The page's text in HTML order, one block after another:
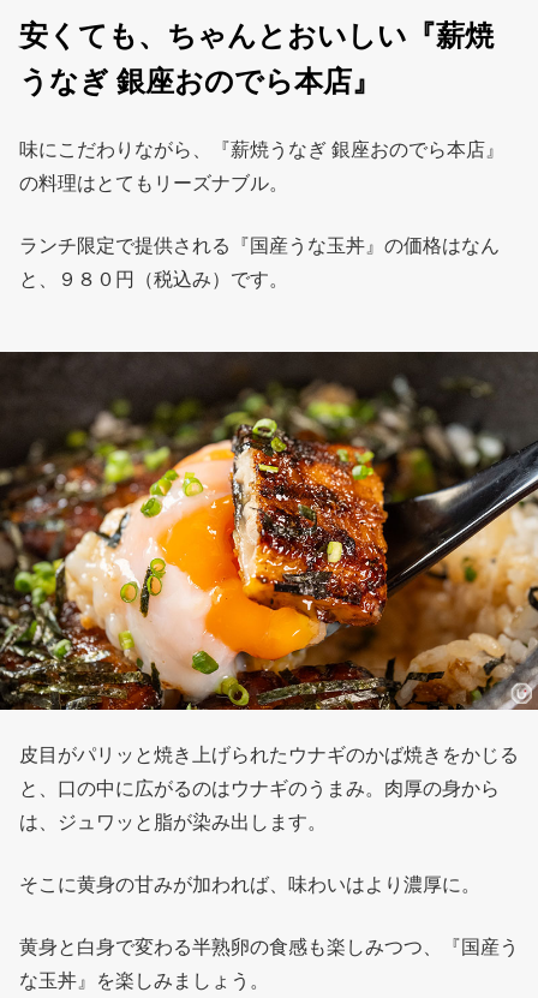
安くても、ちゃんとおいしい『薪焼
うなぎ 銀座おのでら本店』
味にこだわりながら、『薪焼うなぎ 銀座おのでら本店』
の料理はとてもリーズナブル。
ランチ限定で提供される『国産うな玉丼』の価格はなん
と、９８０円（税込み）です。
皮目がパリッと焼き上げられたウナギのかば焼きをかじる
と、口の中に広がるのはウナギのうまみ。肉厚の身から
は、ジュワッと脂が染み出します。
そこに黄身の甘みが加われば、味わいはより濃厚に。
黄身と白身で変わる半熟卵の食感も楽しみつつ、『国産う
な玉丼』を楽しみましょう。